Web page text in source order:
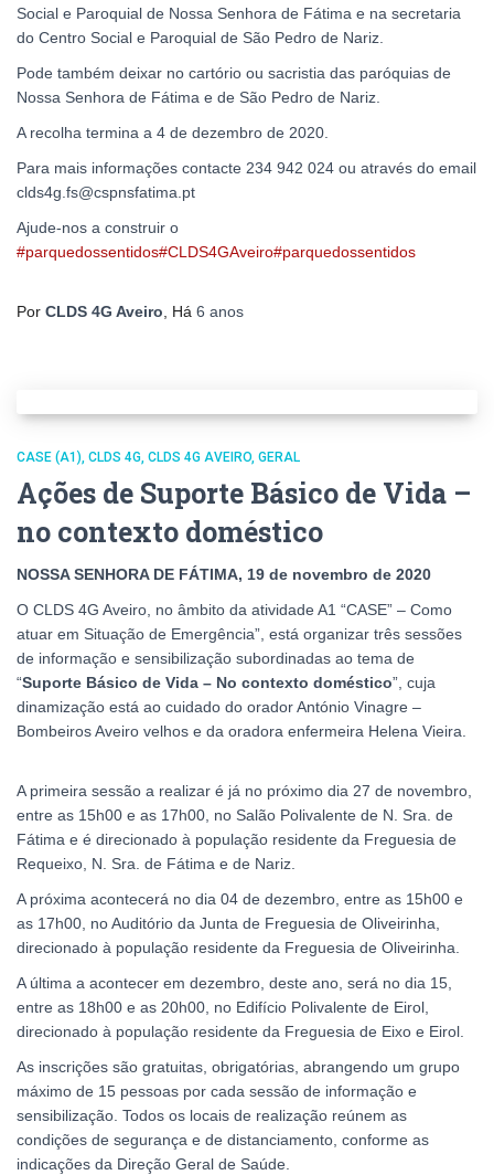
Social e Paroquial de Nossa Senhora de Fátima e na secretaria
do Centro Social e Paroquial de São Pedro de Nariz.
Pode também deixar no cartório ou sacristia das paróquias de
Nossa Senhora de Fátima e de São Pedro de Nariz.
A recolha termina a 4 de dezembro de 2020.
Para mais informações contacte 234 942 024 ou através do email
clds4g.fs@cspnsfatima.pt
Ajude-nos a construir o
#parquedossentidos#CLDS4GAveiro#parquedossentidos
Por CLDS 4G Aveiro, Há 6 anos
CASE (A1) CLDS 4G CLDS 4G AVEIRO GERAL
Ações de Suporte Básico de Vida –
no contexto doméstico
NOSSA SENHORA DE FÁTIMA, 19 de novembro de 2020
O CLDS 4G Aveiro, no âmbito da atividade A1 “CASE” – Como
atuar em Situação de Emergência”, está organizar três sessões
de informação e sensibilização subordinadas ao tema de
“Suporte Básico de Vida – No contexto doméstico”, cuja
dinamização está ao cuidado do orador António Vinagre –
Bombeiros Aveiro velhos e da oradora enfermeira Helena Vieira.
A primeira sessão a realizar é já no próximo dia 27 de novembro,
entre as 15h00 e as 17h00, no Salão Polivalente de N. Sra. de
Fátima e é direcionado à população residente da Freguesia de
Requeixo, N. Sra. de Fátima e de Nariz.
A próxima acontecerá no dia 04 de dezembro, entre as 15h00 e
as 17h00, no Auditório da Junta de Freguesia de Oliveirinha,
direcionado à população residente da Freguesia de Oliveirinha.
A última a acontecer em dezembro, deste ano, será no dia 15,
entre as 18h00 e as 20h00, no Edifício Polivalente de Eirol,
direcionado à população residente da Freguesia de Eixo e Eirol.
As inscrições são gratuitas, obrigatórias, abrangendo um grupo
máximo de 15 pessoas por cada sessão de informação e
sensibilização. Todos os locais de realização reúnem as
condições de segurança e de distanciamento, conforme as
indicações da Direção Geral de Saúde.